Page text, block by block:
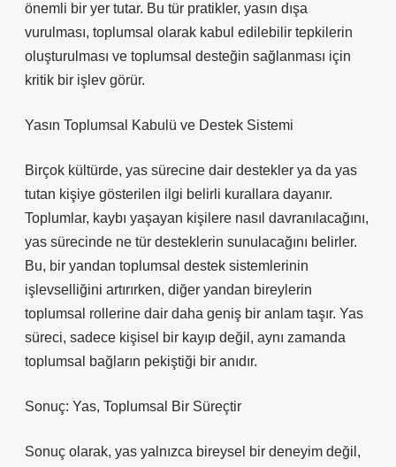
önemli bir yer tutar. Bu tür pratikler, yasın dışa
vurulması, toplumsal olarak kabul edilebilir tepkilerin
oluşturulması ve toplumsal desteğin sağlanması için
kritik bir işlev görür.
Yasın Toplumsal Kabulü ve Destek Sistemi
Birçok kültürde, yas sürecine dair destekler ya da yas
tutan kişiye gösterilen ilgi belirli kurallara dayanır.
Toplumlar, kaybı yaşayan kişilere nasıl davranılacağını,
yas sürecinde ne tür desteklerin sunulacağını belirler.
Bu, bir yandan toplumsal destek sistemlerinin
işlevselliğini artırırken, diğer yandan bireylerin
toplumsal rollerine dair daha geniş bir anlam taşır. Yas
süreci, sadece kişisel bir kayıp değil, aynı zamanda
toplumsal bağların pekiştiği bir anıdır.
Sonuç: Yas, Toplumsal Bir Süreçtir
Sonuç olarak, yas yalnızca bireysel bir deneyim değil,